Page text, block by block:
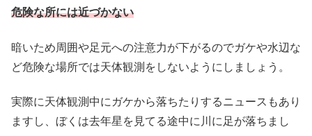
危険な所には近づかない
暗いため周囲や足元への注意力が下がるのでガケや水辺な
ど危険な場所では天体観測をしないようにしましょう。
実際に天体観測中にガケから落ちたりするニュースもあり
ますし、ぼくは去年星を見てる途中に川に足が落ちまし